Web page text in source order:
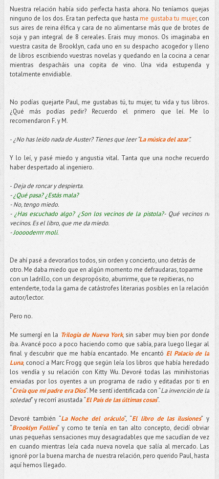
Nuestra relación había sido perfecta hasta ahora. No teníamos quejas
ninguno de los dos. Era tan perfecta que hastame gustaba tu mujer, con
sus aires de reina élfica y cara de no alimentarse más que de brotes de
soja y pan integral de 8 cereales. Erais muy monos. Os imaginaba en
vuestra casita de Brooklyn, cada uno en su despacho acogedor y lleno
de libros escribiendo vuestras novelas y quedando en la cocina a cenar
mientras despacháis una copita de vino. Una vida estupenda y
totalmente envidiable.
No podías quejarte Paul, me gustabas tú, tu mujer, tu vida y tus libros.
¿Qué más podías pedir? Recuerdo el primero que leí. Me lo
recomendaron F. y M.
-¿No has leído nada de Auster? Tienes que leer “La música del azar”.
Y lo leí, y pasé miedo y angustia vital. Tanta que una noche recuerdo
haber despertado al ingeniero.
- Deja de roncar y despierta.
-¿Qué pasa? ¿Estás mala?
- No, tengo miedo.
-¿Has escuchado algo? ¿Son los vecinos de la pistola?- Qué vecinos ni
vecinos. Es el libro, que me da miedo.
-Jooooderrrr moli.
De ahí pasé a devorarlos todos, sin orden y concierto, uno detrás de
otro. Me daba miedo que en algún momento me defraudaras, toparme
con un ladrillo, con un despropósito, aburrirme, que te repitieras, no
entenderte, toda la gama de catástrofes literarias posibles en la relación
autor/lector.
Pero no.
Me sumergí en la Trilogía de Nueva York, sin saber muy bien por donde
iba. Avancé poco a poco haciendo como que sabía, para luego llegar al
final y descubrir que me había encantado. Me encantó El Palacio de la
Luna, conocí a Marc Frogg que según leía los libros que había heredado
los vendía y su relación con Kitty Wu. Devoré todas las minihistorias
enviadas por los oyentes a un programa de radio y editadas por ti en
“Creía que mi padre era Dios”. Me sentí identificada con “La invención de la
soledad” y recorrí asustada “El País de las últimas cosas”.
Devoré también “La Noche del oráculo”, “El libro de las ilusiones” y
“Brooklyn Follies” y como te tenía en tan alto concepto, decidí obviar
unas pequeñas sensaciones muy desagradables que me sacudían de vez
en cuando mientras leía cada nueva novela que salía al mercado. Las
ignoré por la buena marcha de nuestra relación, pero querido Paul, hasta
aquí hemos llegado.